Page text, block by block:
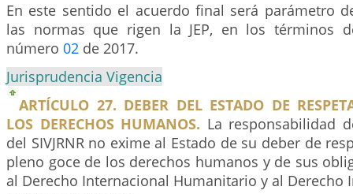
En este sentido el acuerdo final será parámetro
las normas que rigen la JEP, en los términos
número 02 de 2017.
Jurisprudencia Vigencia
ARTÍCULO 27. DEBER DEL ESTADO DE
LOS DERECHOS HUMANOS. La responsabilidad
del SIVJRNR no exime al Estado de su deber de
pleno goce de los derechos humanos y de sus
al Derecho Internacional Humanitario y al Derecho